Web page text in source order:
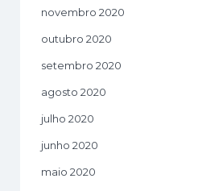
novembro 2020
outubro 2020
setembro 2020
agosto 2020
julho 2020
junho 2020
maio 2020